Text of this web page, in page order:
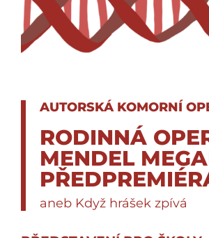
AUTORSKÁ KOMORNÍ
RODINNÁ
MENDEL
aneb Když hrášek zpívá